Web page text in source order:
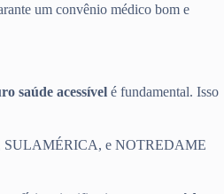
um convênio médico bom e
saúde acessível é fundamental. Isso
SULAMÉRICA, e NOTREDAME